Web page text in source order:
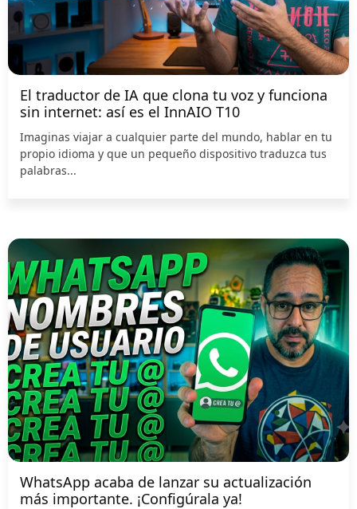
El traductor de IA que clona tu voz y funciona
sin internet: así es el InnAIO T10
Imaginas viajar a cualquier parte del mundo, hablar en tu
propio idioma y que un pequeño dispositivo traduzca tus
palabras...
WhatsApp acaba de lanzar su actualización
más importante. ¡Configúrala ya!